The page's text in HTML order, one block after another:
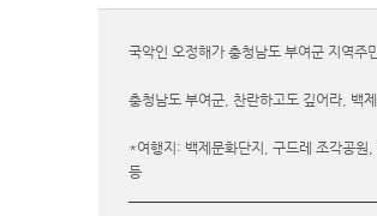
국악인 오정해가 충청남도 부여군 지역
충청남도 부여군, 찬란하고도 깊어라, 백
*여행지: 백제문화단지, 구드레 조각공원
등